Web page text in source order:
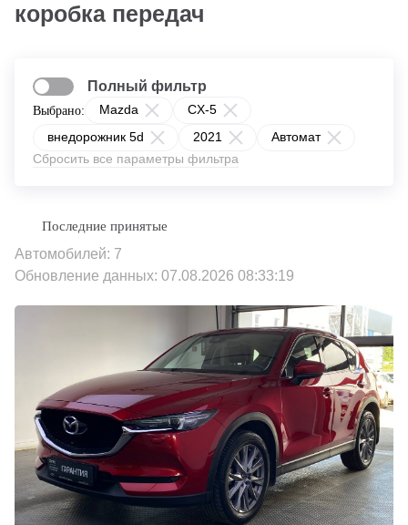
коробка передач
Выбрано: Mazda
CX-5
внедорожник 5d
2021
Автомат
Сбросить все параметры фильтра
Полный фильтр
Автомобилей: 7
Обновление данных: 07.08.2026 08:33:19